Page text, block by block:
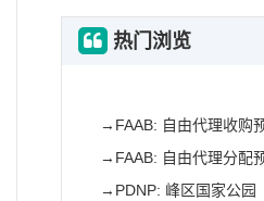
热门浏览
→ FAAB: 自由代理收购
→ FAAB: 自由代理分配
→ PDNP: 峰区国家公园